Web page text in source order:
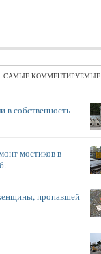
КОММЕНТИРУЕМЫЕ
в собственность
мостиков в
пропавшей